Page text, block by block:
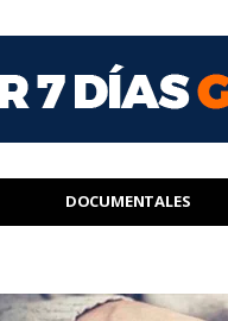
DOCUMENTALES